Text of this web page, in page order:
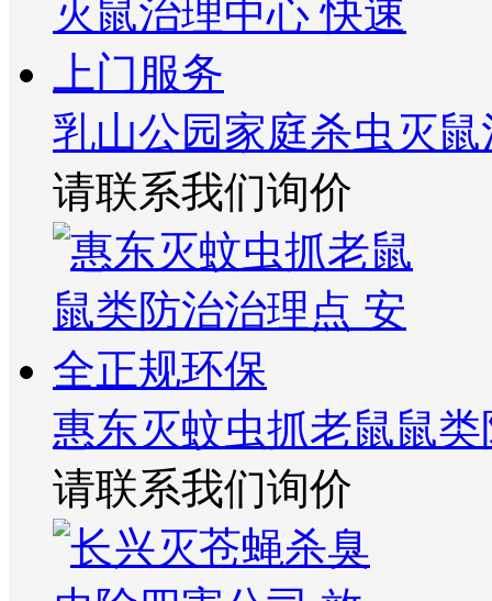
乳山公园家庭杀虫灭
请联系我们询价
惠东灭蚊虫抓老鼠鼠
请联系我们询价